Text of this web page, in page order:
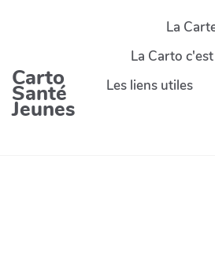
Carto
Santé
Jeunes
La
La Carto
Les liens utiles